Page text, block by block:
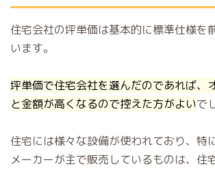
住宅会社の坪単価は基本的に標準仕様を
います。
坪単価で住宅会社を選んだのであれば、
と金額が高くなるので控えた方がよいで
住宅には様々な設備が使われており、特
メーカーが主で販売しているものは、住